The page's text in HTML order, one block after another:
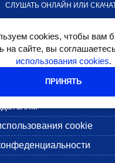
СЛУШАТЬ ОНЛАЙН ИЛИ
cookie
cookies, чтобы вам
на сайте, вы
использования cookies.
ПРИНЯТЬ